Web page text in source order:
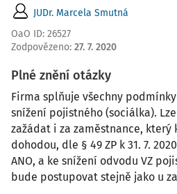
JUDr. Marcela Smutná
OaO ID: 26527
Zodpovězeno: 27. 7. 2020
Plné znění otázky
Firma splňuje všechny
snížení pojistného (sociálka).
zažádat i za zaměstnance,
dohodou, dle § 49 ZP k 31. 7.
ANO, a ke snížení odvodu VZ
bude postupovat stejně jako u